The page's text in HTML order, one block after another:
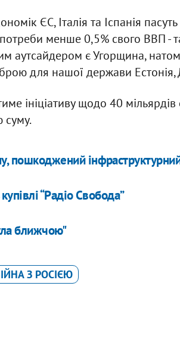
ЄС, Італія та Іспанія
менше 0,5% свого ВВП -
аутсайдером є Угорщина,
для нашої держави Естонія,
ініціативу щодо 40
суму.
пошкоджений
“Радіо Свобода”
ближчою"
З РОСІЄЮ